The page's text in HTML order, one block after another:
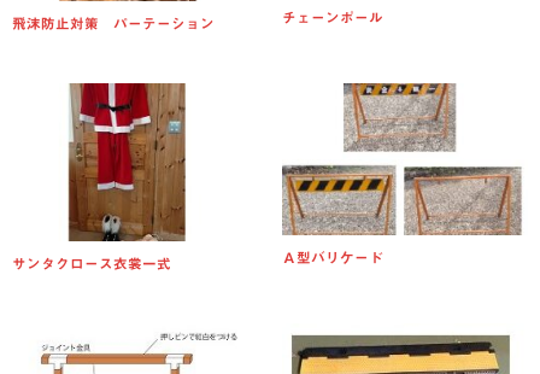
飛沫防止対策 パーテーション チェーンポール
サンタクロース衣裳一式 Ａ型バリケード